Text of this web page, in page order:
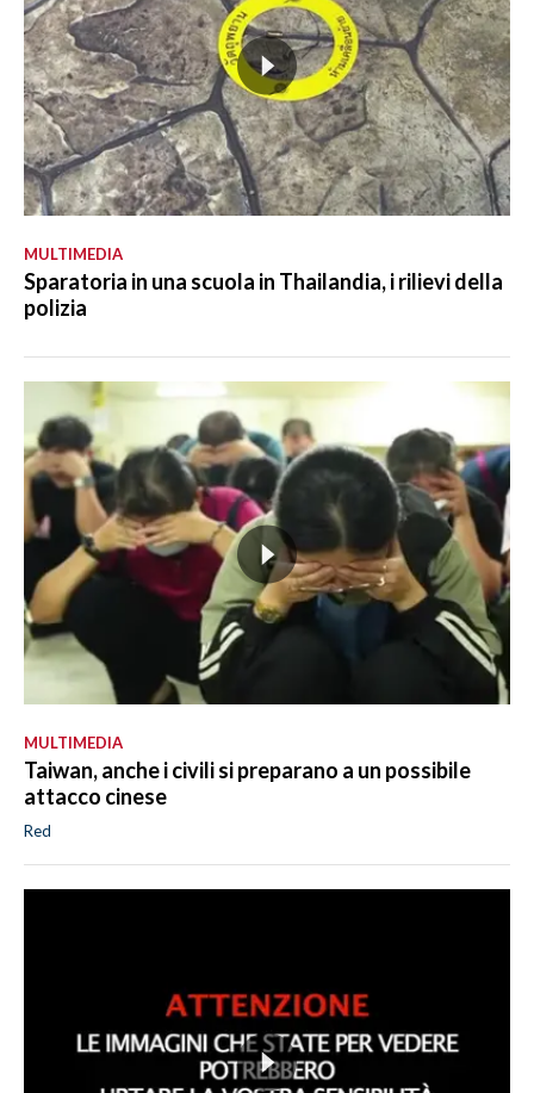
MULTIMEDIA
Sparatoria in una scuola in Thailandia, i rilievi della
polizia
MULTIMEDIA
Taiwan, anche i civili si preparano a un possibile
attacco cinese
Red